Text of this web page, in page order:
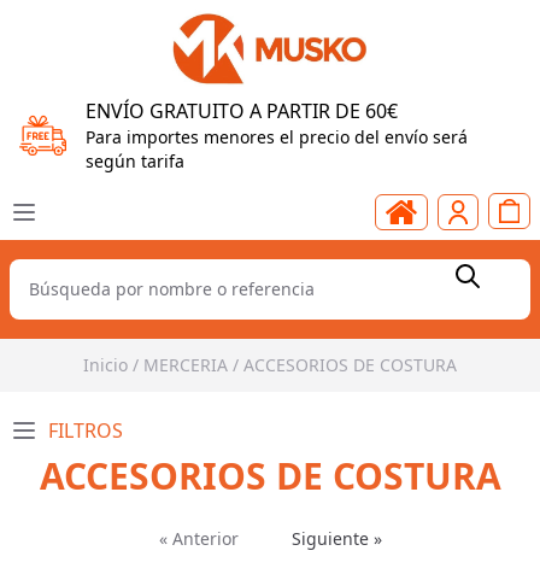
ENVÍO GRATUITO A PARTIR DE 60€
Para importes menores el precio del envío será
según tarifa
Inicio / MERCERIA / ACCESORIOS DE COSTURA
FILTROS
ACCESORIOS DE COSTURA
« Anterior Siguiente »